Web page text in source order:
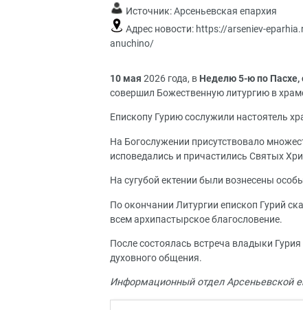
Источник:Арсеньевская епархия
Адрес новости: https://arseniev-
anuchino/
10 мая 2026 года, в Неделю 5-ю по
совершил Божественную литургию в
Епископу Гурию сослужили настоятель
На Богослужении присутствовало
исповедались и причастились Святых
На сугубой ектении были вознесены
По окончании Литургии епископ Гурий
всем архипастырское благословение.
После состоялась встреча владыки
духовного общения.
Информационный отдел Арсеньевской